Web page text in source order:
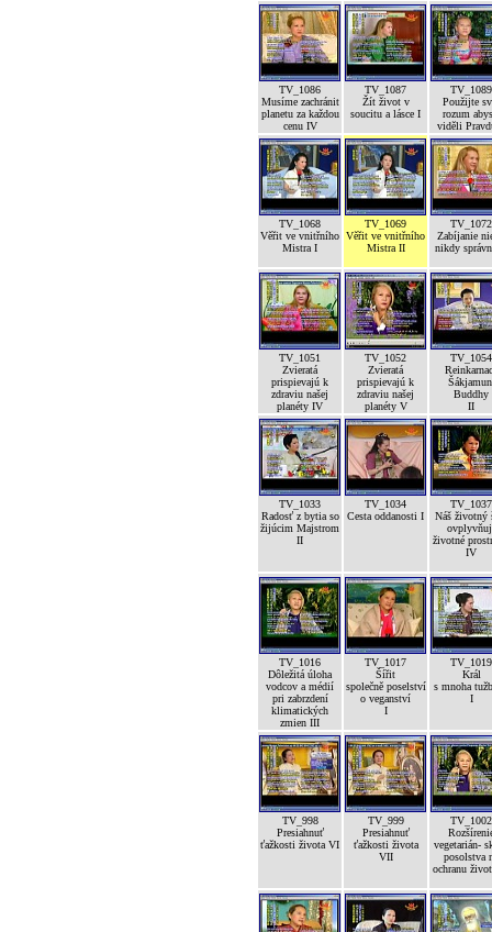
TV_1086
Musíme zachránit
planetu za každou
cenu IV
TV_1087
Žít život v
soucitu a lásce I
TV_1089
Použijte
rozum
viděli
TV_1068
Věřit ve vnitřního
Mistra I
TV_1069
Věřit ve vnitřního
Mistra II
TV_1072
Zabíjanie
nikdy
TV_1051
Zvieratá
prispievajú k
zdraviu našej
planéty IV
TV_1052
Zvieratá
prispievajú k
zdraviu našej
planéty V
TV_1054
Buddhy
II
TV_1033
Radosť z bytia so
žijúcim Majstrom
II
TV_1034
Cesta oddanosti I
TV_1037
Náš životný
životné
IV
TV_1016
Dôležitá úloha
vodcov a médií
pri zabrzdení
klimatických
zmien III
TV_1017
Šířit
společně poselství
o veganství
I
TV_1019
Král
s mnoha
I
TV_998
Presiahnuť
ťažkosti života VI
TV_999
Presiahnuť
ťažkosti života
VII
TV_1002
vegetarián-
posolstva
ochranu